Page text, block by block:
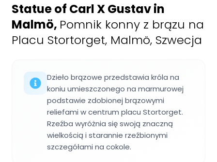
Statue of Carl X Gustav in
Malmö, Pomnik konny z brązu na
Placu Stortorget, Malmö, Szwecja
Dzieło brązowe przedstawia króla na
koniu umieszczonego na marmurowej
podstawie zdobionej brązowymi
reliefami w centrum placu Stortorget.
Rzeźba wyróżnia się swoją znaczną
wielkością i starannie rzeźbionymi
szczegółami na cokole.